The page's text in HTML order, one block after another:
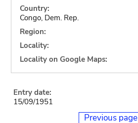
Country:
Congo, Dem. Rep.
Region:
Locality:
Locality on Google Maps:
Entry date:
15/09/1951
Previous page